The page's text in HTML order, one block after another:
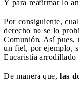
Y para reafirmar lo
Por consiguiente,
derecho no se lo
Comunión. Así pues,
un fiel, por ejemplo,
Eucaristía arrodillado
De manera que, las